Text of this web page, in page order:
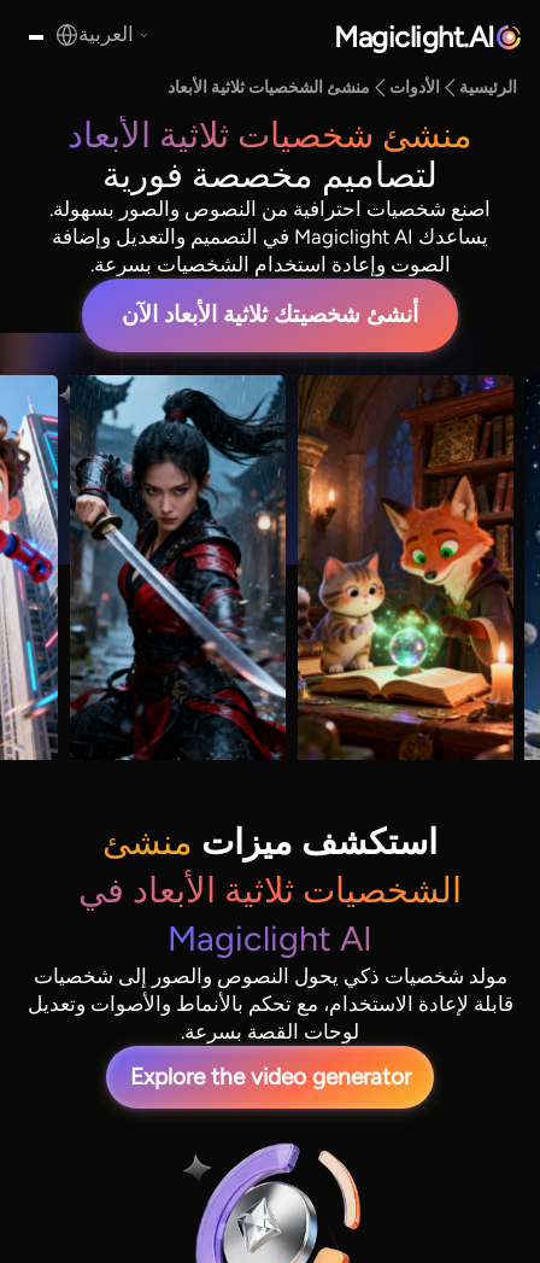
Magiclight.AI العربية
الرئيسية الأدوات منشئ الشخصيات ثلاثية الأبعاد
منشئ شخصيات ثلاثية الأبعاد
لتصاميم مخصصة فورية
اصنع شخصيات احترافية من النصوص والصور بسهولة.
يساعدك Magiclight AI في التصميم والتعديل وإضافة
الصوت وإعادة استخدام الشخصيات بسرعة.
أنشئ شخصيتك ثلاثية الأبعاد الآن
استكشف ميزات منشئ
الشخصيات ثلاثية الأبعاد في
Magiclight AI
مولد شخصيات ذكي يحول النصوص والصور إلى شخصيات
قابلة لإعادة الاستخدام، مع تحكم بالأنماط والأصوات وتعديل
لوحات القصة بسرعة.
Explore the video generator